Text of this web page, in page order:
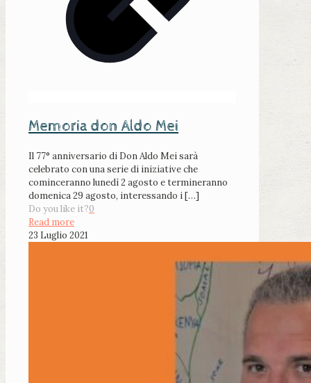
Memoria don Aldo Mei
Il 77° anniversario di Don Aldo Mei sarà
celebrato con una serie di iniziative che
cominceranno lunedì 2 agosto e termineranno
domenica 29 agosto, interessando i[…]
Do you like it?0
Read more
23 Luglio 2021